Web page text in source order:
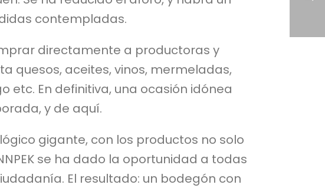
contempladas.
directamente a productoras y
quesos, aceites, vinos, mermeladas,
etc. En definitiva, una ocasión idónea
y de aquí.
gigante, con los productos no solo
se ha dado la oportunidad a todas
El resultado: un bodegón con